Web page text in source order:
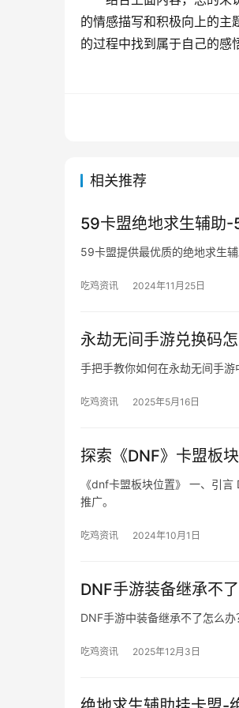
的情感描写和积极向上的主
的过程中找到属于自己的感
相关推荐
59卡盟绝地求生辅助-
59卡盟提供最优质的绝地求生
吃鸡资讯 2024年11月25日
永劫无间手游兑换码
手把手教你如何在永劫无间手游
吃鸡资讯 2025年5月16日
探索《DNF》卡盟板
《dnf卡盟板块位置》 一、引
推广。
吃鸡资讯 2024年10月1日
DNF手游装备继承不
DNF手游中装备继承不了怎么
吃鸡资讯 2025年12月3日